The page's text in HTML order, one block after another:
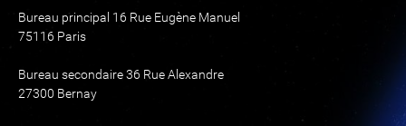
Bureau principal 16 Rue Eugène Manuel
75116 Paris
Bureau secondaire 36 Rue Alexandre
27300 Bernay